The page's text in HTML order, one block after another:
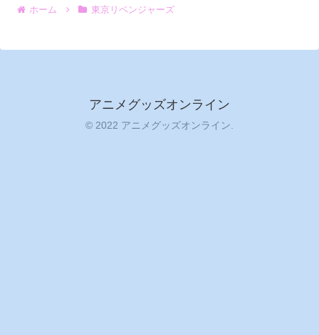
ホーム 東京リベンジャーズ
アニメグッズオンライン
© 2022 アニメグッズオンライン.